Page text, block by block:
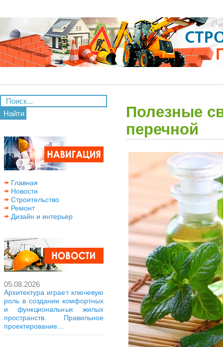
Найти
Главная
Новости
Строительство
Ремонт
Дизайн и интерьер
05.08.2026
Архитектура играет ключевую
роль в создании комфортных
и функциональных жилых
пространств. Правильное
проектирование...
Полезные
перечной